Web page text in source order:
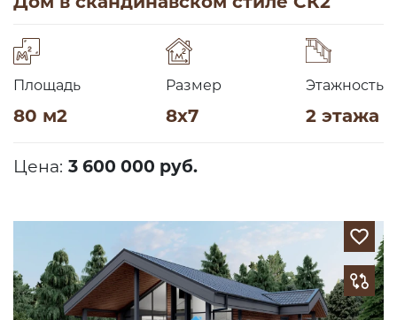
Площадь
80 м2
Размер
8х7
Этажность
2 этажа
Цена: 3 600 000 руб.